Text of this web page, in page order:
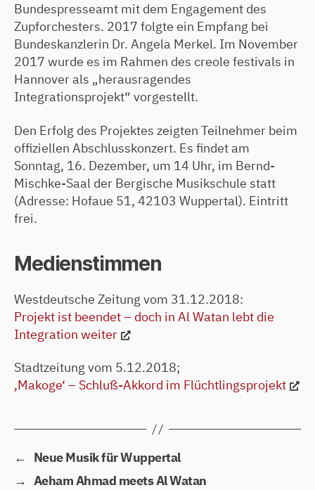
Bundespresseamt mit dem Engagement des
Zupforchesters. 2017 folgte ein Empfang bei
Bundeskanzlerin Dr. Angela Merkel. Im November
2017 wurde es im Rahmen des creole festivals in
Hannover als „herausragendes
Integrationsprojekt“ vorgestellt.
Den Erfolg des Projektes zeigten Teilnehmer beim
offiziellen Abschlusskonzert. Es findet am
Sonntag, 16. Dezember, um 14 Uhr, im Bernd-
Mischke-Saal der Bergische Musikschule statt
(Adresse: Hofaue 51, 42103 Wuppertal). Eintritt
frei.
Medienstimmen
Westdeutsche Zeitung vom 31.12.2018:
Projekt ist beendet – doch in Al Watan lebt die
Integration weiter
Stadtzeitung vom 5.12.2018;
‚Makoge‘ – Schluß-Akkord im Flüchtlingsprojekt
←
Neue Musik für Wuppertal
→ Aeham Ahmad meets Al Watan